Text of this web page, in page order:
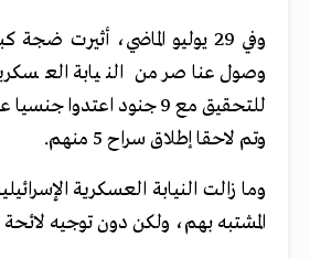
وفي 29 يوليو الماضي، أثيرت
وصول عناصر من النيابة
للتحقيق مع 9 جنود اعتدوا
وتم لاحقا إطلاق سراح 5 منهم.
وما زالت النيابة العسكرية
المشتبه بهم، ولكن دون توجيه